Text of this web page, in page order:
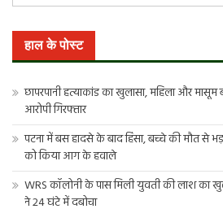
हाल के पोस्ट
छापरपानी हत्याकांड का खुलासा, महिला और मासूम
आरोपी गिरफ्तार
पटना में बस हादसे के बाद हिंसा, बच्चे की मौत से
को किया आग के हवाले
WRS कॉलोनी के पास मिली युवती की लाश का
ने 24 घंटे में दबोचा